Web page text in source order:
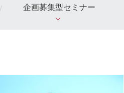
企画募集型セミナー